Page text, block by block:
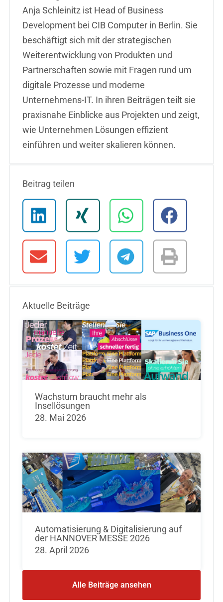
Anja Schleinitz ist Head of Business
Development bei CIB Computer in Berlin. Sie
beschäftigt sich mit der strategischen
Weiterentwicklung von Produkten und
Partnerschaften sowie mit Fragen rund um
digitale Prozesse und moderne
Unternehmens-IT. In ihren Beiträgen teilt sie
praxisnahe Einblicke aus Projekten und zeigt,
wie Unternehmen Lösungen effizient
einführen und weiter skalieren können.
Beitrag teilen
Aktuelle Beiträge
Wachstum braucht mehr als
Insellösungen
28. Mai 2026
Automatisierung & Digitalisierung auf
der HANNOVER MESSE 2026
28. April 2026
Alle Beiträge ansehen